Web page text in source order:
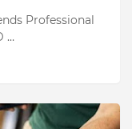
Professional
…